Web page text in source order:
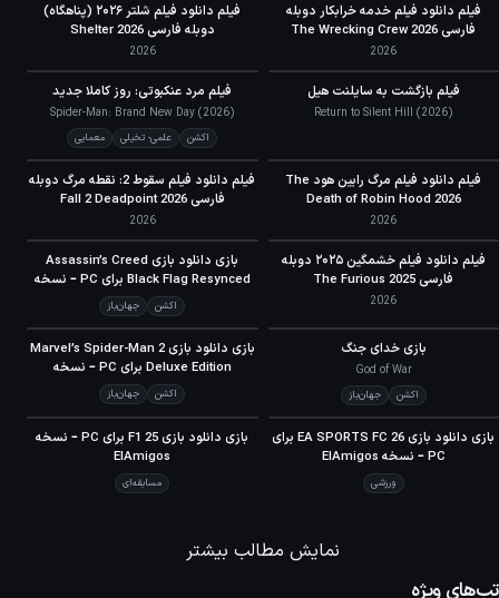
IMDb5.8
فیلم دانلود فیلم خدمه خرابکار دوبله
فارسی 2026 The Wrecking Crew
2026
IMDb5.1
فیلم دانلود فیلم شلتر ۲۰۲۶ (پناهگاه)
دوبله فارسی Shelter 2026
2026
IMDb7.0
فیلم بازگشت به سایلنت هیل
Return to Silent Hill (2026)
فیلم مرد عنکبوتی: روز کاملا جدید
Spider-Man: Brand New Day (2026)
اکشن علمی- تخیلی معمایی
فیلم دانلود فیلم مرگ رابین هود The
Death of Robin Hood 2026
2026
فیلم دانلود فیلم سقوط 2: نقطه مرگ دوبله
فارسی 2026 Fall 2 Deadpoint
2026
فیلم دانلود فیلم خشمگین ۲۰۲۵ دوبله
فارسی The Furious 2025
2026
META90
بازی دانلود بازی Assassin’s Creed
Black Flag Resynced برای PC – نسخه
ElAmigos
اکشن جهان‌باز
بازی خدای جنگ
God of War
اکشن جهان‌باز
META 90
بازی دانلود بازی Marvel’s Spider-Man 2
Deluxe Edition برای PC – نسخه
ElAmigos
اکشن جهان‌باز
META70
بازی دانلود بازی EA SPORTS FC 26 برای
PC – نسخه ElAmigos
ورزشی
META 70
بازی دانلود بازی F1 25 برای PC – نسخه
ElAmigos
مسابقه‌ای
نمایش مطالب بیشتر
تب‌های ویژه